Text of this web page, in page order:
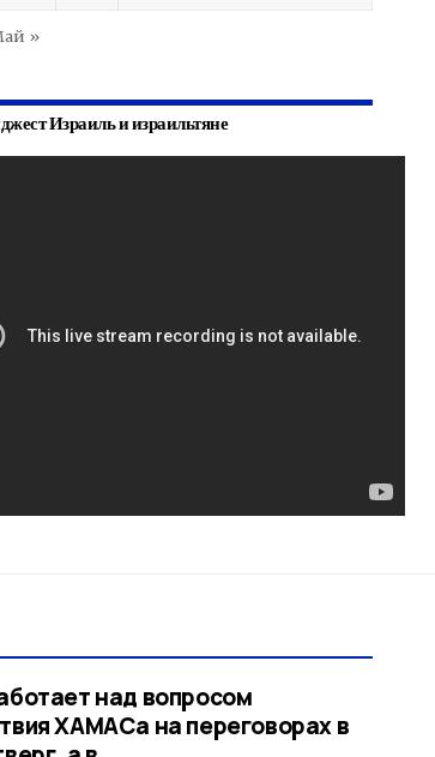
»
Израиль и израильтяне
над вопросом
ХАМАСа на переговорах в